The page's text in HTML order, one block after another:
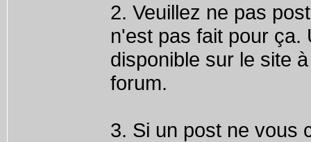
2. Veuillez ne pas
n'est pas fait pour ça.
disponible sur le site
forum.
3. Si un post ne vous